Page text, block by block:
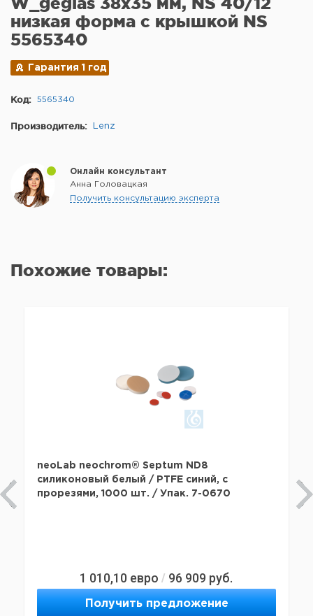
низкая форма с крышкой NS
5565340
Гарантия 1 год
Код: 5565340
Производитель: Lenz
Онлайн консультант
Анна Головацкая
Получить консультацию эксперта
Похожие товары:
neoLab neochrom® Septum ND8
силиконовый белый / PTFE синий, с
прорезями, 1000 шт. / Упак. 7-0670
1 010,10 евро / 96 909 руб.
Получить предложение